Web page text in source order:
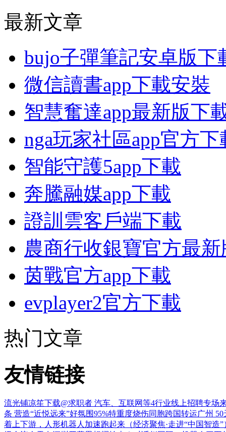
最新文章
bujo子彈筆記安卓版下
微信讀書app下載安裝
智慧奮達app最新版下
nga玩家社區app官方下
智能守護5app下載
奔騰融媒app下載
證訓雲客戶端下載
農商行收銀寶官方最
茵戰官方app下載
evplayer2官方下載
热门文章
友情链接
流光铺凉笙下载@求职者 汽车、互联网等4行业线上招聘专场
条 营造“近悦远来”好氛围95%特重度烧伤同胞跨国转运广州
着上下游，人形机器人加速跑起来（经济聚焦·走进“中国智造”